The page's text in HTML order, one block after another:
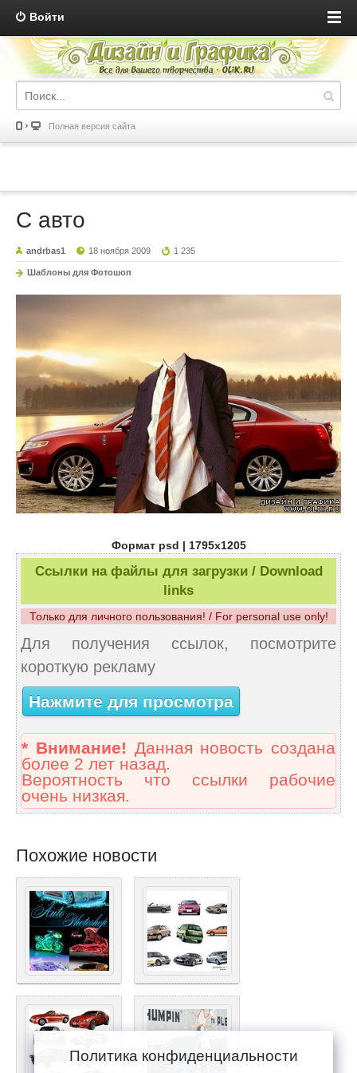
Войти
Полная версия сайта
С авто
andrbas1 18 ноября 2009 1 235
Шаблоны для Фотошоп
Формат psd | 1795x1205
Ссылки на файлы для загрузки / Download
links
Только для личного пользования! / For personal use only!
Для получения ссылок, посмотрите
короткую рекламу
Нажмите для просмотра
* Внимание! Данная новость создана
более 2 лет назад.
Вероятность что ссылки рабочие
очень низкая.
Похожие новости
Политика конфиденциальности